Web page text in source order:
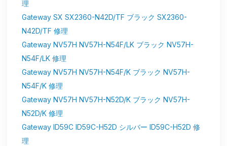
理
Gateway SX SX2360-N42D/TF ブラック SX2360-
N42D/TF 修理
Gateway NV57H NV57H-N54F/LK ブラック NV57H-
N54F/LK 修理
Gateway NV57H NV57H-N54F/K ブラック NV57H-
N54F/K 修理
Gateway NV57H NV57H-N52D/K ブラック NV57H-
N52D/K 修理
Gateway ID59C ID59C-H52D シルバー ID59C-H52D 修
理